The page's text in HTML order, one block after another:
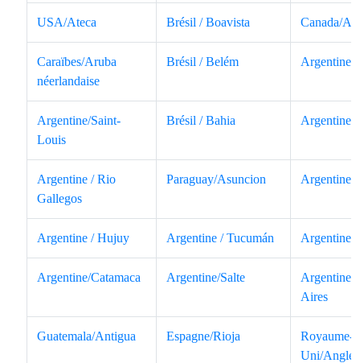
USA/Ateca Brésil / Boavista Canada/
Caraïbes/Aruba
néerlandaise
Brésil / Belém Argentine
Argentine/Saint-
Louis
Brésil / Bahia Argentine/
Argentine / Rio
Gallegos
Paraguay/Asuncion Argentine
Argentine / Hujuy Argentine / Tucumán Argentine/
Argentine/Catamaca Argentine/Salte
Argentine/
Aires
Guatemala/Antigua Espagne/Rioja
Royaume-
Uni/